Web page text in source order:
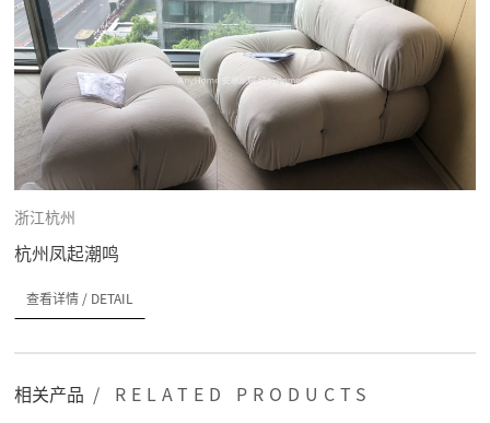
浙江杭州
杭州凤起潮鸣
查看详情 / DETAIL
相关产品 / RELATED PRODUCTS